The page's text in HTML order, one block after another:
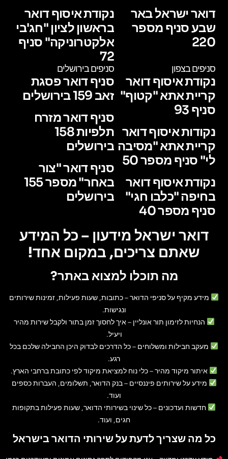
דואר ישראל באר
שבע סניף מספר
220
נקודת איסוף דואר
בראשון לציון "חג'בי
אלקטרוניקה" סניף
72
סניפים בצפון
נקודת איסוף דואר
קריית אתא "קטוף"
סניף 93
נקודות איסוף דואר
קריית אתא "מסיבה
לי" סניף מספר 50
נקודת איסוף דואר
בחיפה "כלבו חגי"
סניף מספר 40
סניפים בירושלים
סניף דואר פסגת
זאב 159 בירושלים
סניף דואר מזרח
תלפיות 158
בירושלים
סניף דואר "צור
באחר" מספר 155
בירושלים
דואר ישראל מידעון – כל המידע
שאתם צריכים, במקום אחד!
מה תוכלו למצוא באתר?
מידע מקיף על סניפי הדואר– כתובות, שעות פעילות, זמינות שירותים
ונגישות.
הנחיות לזימון תור אונליין – איך לחסוך זמן בתור ולקבל שירות מהיר
ויעיל.
מעקב חבילות ומשלוחים – כל הדרכים לבדוק היכן החבילה שלכם בכל
רגע.
איתור מיקוד מהיר– כלי נוח למציאת מיקוד לפי כתובת ברחבי הארץ.
מידע על שירותים פיננסיים – בנק הדואר, תשלומים, העברות כספים
ועוד.
חדשות ועדכונים – כל שינוי בשירותי הדואר, שעות פעילות בתקופות
חגים, ועוד.
כל מה שצריך לדעת על שירותי הדואר בישראל